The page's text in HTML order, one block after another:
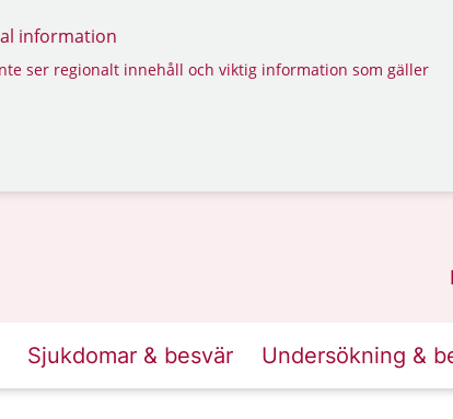
information
ser regionalt innehåll och viktig information som gäller
Sjukdomar & besvär Undersökning &